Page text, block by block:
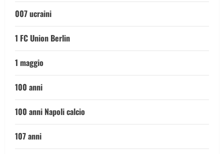
007 ucraini
1 FC Union Berlin
1 maggio
100 anni
100 anni Napoli calcio
107 anni